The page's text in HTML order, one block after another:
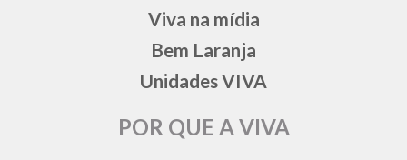
Viva na mídia
Bem Laranja
Unidades VIVA
POR QUE A VIVA